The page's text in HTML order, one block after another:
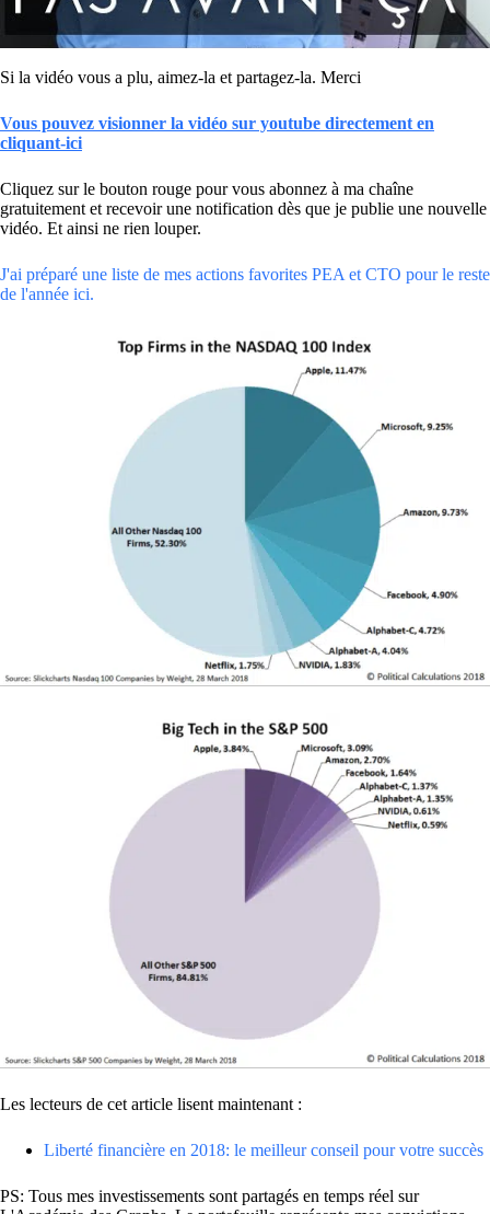
Si la vidéo vous a plu, aimez-la et partagez-la. Merci
Vous pouvez visionner la vidéo sur youtube directement en
cliquant-ici
Cliquez sur le bouton rouge pour vous abonnez à ma chaîne
gratuitement et recevoir une notification dès que je publie une nouvelle
vidéo. Et ainsi ne rien louper.
J'ai préparé une liste de mes actions favorites PEA et CTO pour le reste
de l'année ici.
Les lecteurs de cet article lisent maintenant :
Liberté financière en 2018: le meilleur conseil pour votre succès
PS: Tous mes investissements sont partagés en temps réel sur